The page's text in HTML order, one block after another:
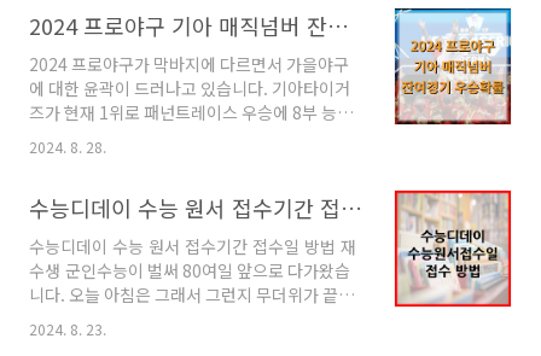
고 갈망하며 달성하길 원하는 기록이 40-40입니
다. 40-40은 한시즌에 홈런40개 도루40개를 달
성..
즈 기아 매직넘버 왕조와 왕조가 맞붙습니다.
KBO 역대 최다 우승의 기아와 몇 년간 왕조에서
밀려났다가 다시 한번 삼성왕조 재건을 꿈꾸는
삼성이 패넌트레이스 우승을 확정짓기 위한 주말
2연전에 돌입합니다. 주중3연전에서 3연승을 한
삼성과 2승1패로 1경기 추격을 허용한 기아의 대
유가 있는 상태지만 다른 경기보다 너무 중요한
경기입니다. 삼성 역시 2경기를 모두 잡으면 후..
2024 프로야구 기아 매직넘버 잔여경기 우승확률
2024 프로야구가 막바지에 다르면서 가을야구
에 대한 윤곽이 드러나고 있습니다. 기아타이거
즈가 현재 1위로 패넌트레이스 우승에 8부 능선
을 넘었다고 보고있습니다. 2024 프로야구 기아
매직넘버 잔여경기 우승확률을 알아보도록 하겠
우승확률 2017년 V11을 완성하고 7년만에 다
시 우승에 도전하고 있는 기아타이거즈는 2017
년 우승 당시 만루포를 만들어내며 우승을 이끌
어낸 이범호 (꽃범호)가 현재 감독을 맡고 있습니
다. 당시 두산과의 맞대결에서 헥터가 선발로 양
현종이 시리즈를 결정짓는 마무리투수로 올라왔
2024. 8. 28.
수능디데이 수능 원서 접수기간 접수일 방법 재수생 군인
수능디데이 수능 원서 접수기간 접수일 방법 재
수생 군인수능이 벌써 80여일 앞으로 다가왔습
니다. 오늘 아침은 그래서 그런지 무더위가 끝나
가는 선선한 바람도 불었는데요. 2개월 22일 남
은 수능디데이 수능 원서 접수기간 접수일 방법
2024. 8. 23.